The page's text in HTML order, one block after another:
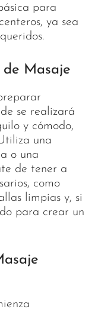
para
ya sea
de Masaje
se realizará
y cómodo,
una
o una
de tener a
como
limpias y, si
para crear un